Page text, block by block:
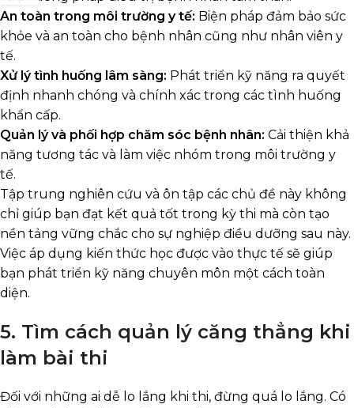
An toàn trong môi trường y tế: Biện pháp đảm bảo sức
khỏe và an toàn cho bệnh nhân cũng như nhân viên y
tế.
Xử lý tình huống lâm sàng: Phát triển kỹ năng ra quyết
định nhanh chóng và chính xác trong các tình huống
khẩn cấp.
Quản lý và phối hợp chăm sóc bệnh nhân: Cải thiện khả
năng tương tác và làm việc nhóm trong môi trường y
tế.
Tập trung nghiên cứu và ôn tập các chủ đề này không
chỉ giúp bạn đạt kết quả tốt trong kỳ thi mà còn tạo
nền tảng vững chắc cho sự nghiệp điều dưỡng sau này.
Việc áp dụng kiến thức học được vào thực tế sẽ giúp
bạn phát triển kỹ năng chuyên môn một cách toàn
diện.
5. Tìm cách quản lý căng thẳng khi
làm bài thi
Đối với những ai dễ lo lắng khi thi, đừng quá lo lắng. Có